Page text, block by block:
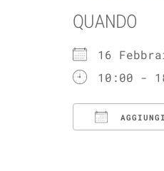
QUANDO
16
10:00 -